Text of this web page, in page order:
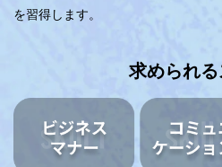
を習得します。
求められ